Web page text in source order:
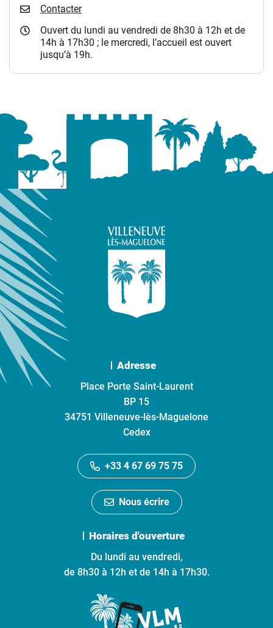
Contacter
Ouvert du lundi au vendredi de 8h30 à 12h et de
14h à 17h30 ; le mercredi, l’accueil est ouvert
jusqu’à 19h.
Adresse
Place Porte Saint-Laurent
BP 15
34751 Villeneuve-lès-Maguelone
Cedex
+33 4 67 69 75 75
Nous écrire
Horaires d'ouverture
Du lundi au vendredi,
de 8h30 à 12h et de 14h à 17h30.